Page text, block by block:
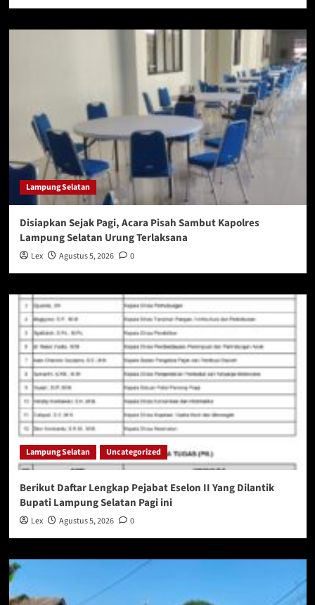
Lampung Selatan
Disiapkan Sejak Pagi, Acara Pisah Sambut Kapolres
Lampung Selatan Urung Terlaksana
Lex Agustus 5, 2026 0
Lampung Selatan Uncategorized
Berikut Daftar Lengkap Pejabat Eselon II Yang Dilantik
Bupati Lampung Selatan Pagi ini
Lex Agustus 5, 2026 0